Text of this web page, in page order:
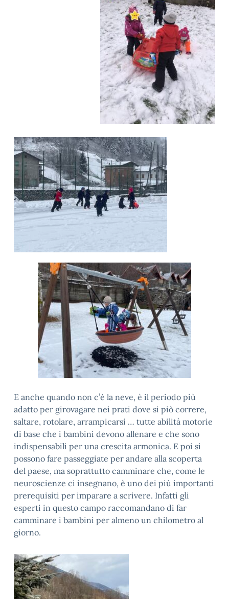
E anche quando non c’è la neve, è il periodo più
adatto per girovagare nei prati dove si piò correre,
saltare, rotolare, arrampicarsi … tutte abilità motorie
di base che i bambini devono allenare e che sono
indispensabili per una crescita armonica. E poi si
possono fare passeggiate per andare alla scoperta
del paese, ma soprattutto camminare che, come le
neuroscienze ci insegnano, è uno dei più importanti
prerequisiti per imparare a scrivere. Infatti gli
esperti in questo campo raccomandano di far
camminare i bambini per almeno un chilometro al
giorno.